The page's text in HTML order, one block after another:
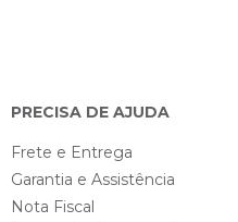
PRECISA DE AJUDA
Frete e Entrega
Garantia e Assistência
Nota Fiscal